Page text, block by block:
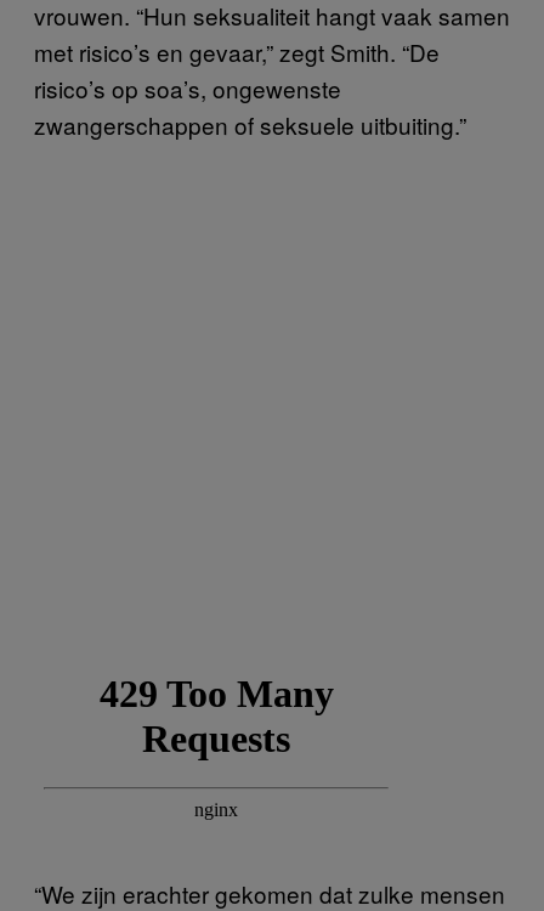
vrouwen. “Hun seksualiteit hangt vaak samen
met risico’s en gevaar,” zegt Smith. “De
risico’s op soa’s, ongewenste
zwangerschappen of seksuele uitbuiting.”
“We zijn erachter gekomen dat zulke mensen